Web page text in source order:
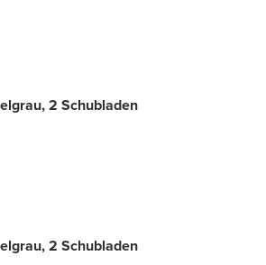
2 Schubladen
2 Schubladen